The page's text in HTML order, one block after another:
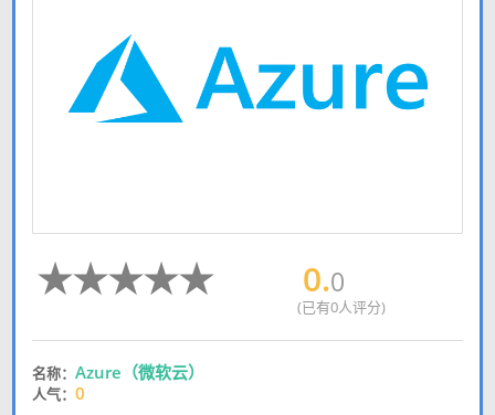
0.0
(已有0人评分)
名称： Azure（微软云）
人气： 0